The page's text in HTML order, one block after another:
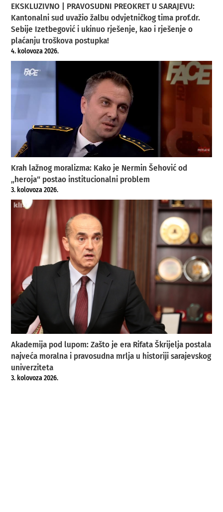
EKSKLUZIVNO | PRAVOSUDNI PREOKRET U SARAJEVU:
Kantonalni sud uvažio žalbu odvjetničkog tima prof.dr.
Sebije Izetbegović i ukinuo rješenje, kao i rješenje o
plaćanju troškova postupka!
4. kolovoza 2026.
Krah lažnog moralizma: Kako je Nermin Šehović od
„heroja“ postao institucionalni problem
3. kolovoza 2026.
Akademija pod lupom: Zašto je era Rifata Škrijelja postala
najveća moralna i pravosudna mrlja u historiji sarajevskog
univerziteta
3. kolovoza 2026.